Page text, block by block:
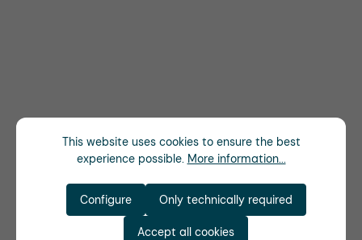
This website uses cookies to ensure the best
experience possible. More information...
Only technically required
Configure
Accept all cookies